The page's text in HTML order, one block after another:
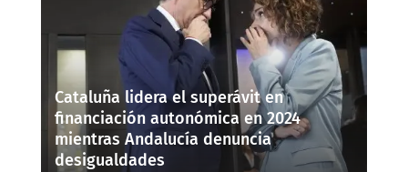
Cataluña lidera el superávit en
financiación autonómica en 2024
mientras Andalucía denuncia
desigualdades